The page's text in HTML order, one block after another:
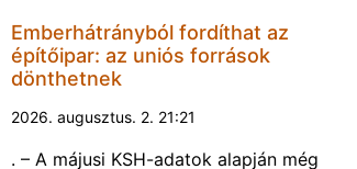
Emberhátrányból fordíthat az
építőipar: az uniós források
dönthetnek
2026. augusztus. 2. 21:21
. – A májusi KSH-adatok alapján még